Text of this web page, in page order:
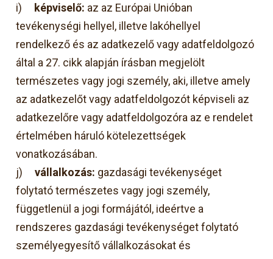
i)
képviselő: az az Európai Unióban
tevékenységi hellyel, illetve lakóhellyel
rendelkező és az adatkezelő vagy adatfeldolgozó
által a 27. cikk alapján írásban megjelölt
természetes vagy jogi személy, aki, illetve amely
az adatkezelőt vagy adatfeldolgozót képviseli az
adatkezelőre vagy adatfeldolgozóra az e rendelet
értelmében háruló kötelezettségek
vonatkozásában.
j)vállalkozás: gazdasági tevékenységet
folytató természetes vagy jogi személy,
függetlenül a jogi formájától, ideértve a
rendszeres gazdasági tevékenységet folytató
személyegyesítő vállalkozásokat és